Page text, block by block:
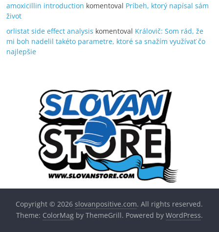
amoxicillin introduction komentoval Príbeh, ktorý napísal sám
život
orlistat side effect analysis komentoval Královič: Som rád, že
mi boh nadelil takéto parametre, ktoré sa snažím využívať čo
najlepšie
Copyright © 2026slovanpositive.com. All rights reserved.
Theme: ColorMagby ThemeGrill. Powered by WordPress.